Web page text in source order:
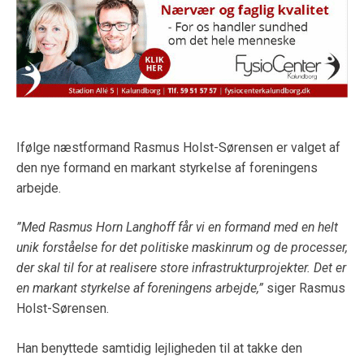
Ifølge næstformand Rasmus Holst-Sørensen er valget af
den nye formand en markant styrkelse af foreningens
arbejde.
”Med Rasmus Horn Langhoff får vi en formand med en helt
unik forståelse for det politiske maskinrum og de processer,
der skal til for at realisere store infrastrukturprojekter. Det er
en markant styrkelse af foreningens arbejde,” siger Rasmus
Holst-Sørensen.
Han benyttede samtidig lejligheden til at takke den